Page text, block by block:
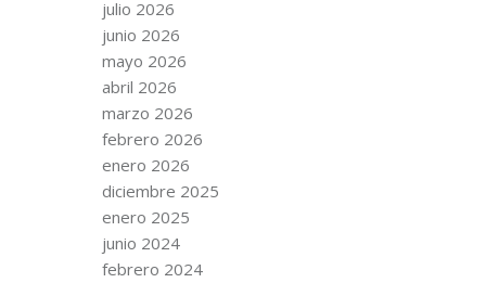
julio 2026
junio 2026
mayo 2026
abril 2026
marzo 2026
febrero 2026
enero 2026
diciembre 2025
enero 2025
junio 2024
febrero 2024